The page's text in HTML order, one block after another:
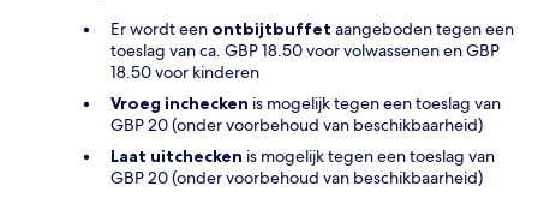
Er wordt een ontbijtbuffet aangeboden tegen een
toeslag van ca. GBP 18.50 voor volwassenen en GBP
18.50 voor kinderen
Vroeg inchecken is mogelijk tegen een toeslag van
GBP 20 (onder voorbehoud van beschikbaarheid)
Laat uitchecken is mogelijk tegen een toeslag van
GBP 20 (onder voorbehoud van beschikbaarheid)